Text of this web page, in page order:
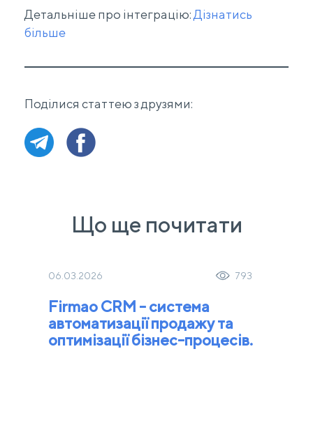
Детальніше про інтеграцію:Дізнатись
більше
Поділися статтею з друзями:
Що ще почитати
06.03.2026 793
Firmao CRM - система
автоматизації продажу та
оптимізації бізнес-процесів.